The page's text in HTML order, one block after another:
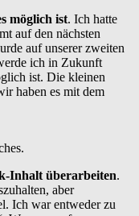
möglich ist. Ich hatte
auf den nächsten
auf unserer zweiten
ich in Zukunft
ist. Die kleinen
haben es mit dem
Inhalt überarbeiten.
aber
Ich war entweder zu